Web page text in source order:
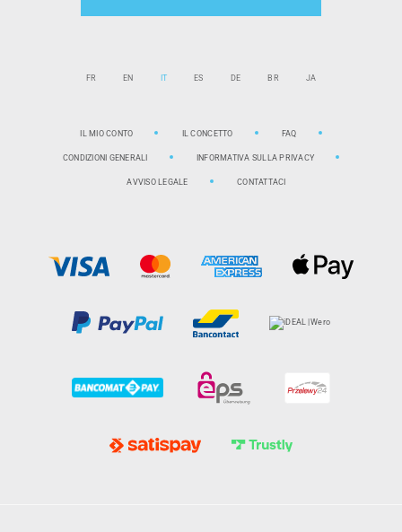
FR EN IT ES DE BR JA
IL MIO CONTO IL CONCETTO FAQ
CONDIZIONI GENERALI INFORMATIVA SULLA PRIVACY
AVVISO LEGALE CONTATTACI